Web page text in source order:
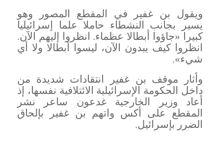
ويقول بن غفير في المقطع المصور وهو
يسير بجانب النشطاء حاملا علما إسرائيليا
كبيرا «جاؤوا أبطالا عظماء. انظروا إليهم الآن.
انظروا كيف يبدون الآن، ليسوا أبطالا ولا أي
شيء».
وأثار موقف بن غفير انتقادات شديدة من
داخل الحكومة الإسرائيلية الائتلافية نفسها، إذ
أعاد وزير الخارجية غدعون ساعر نشر
المقطع على أكس واتهم بن غفير بإلحاق
الضرر بإسرائيل.